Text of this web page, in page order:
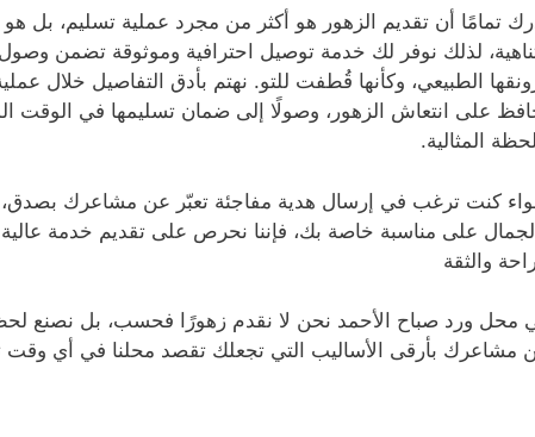
تمامًا أن تقديم الزهور هو أكثر من مجرد عملية تسليم، بل هو
لذلك نوفر لك خدمة توصيل احترافية وموثوقة تضمن
الطبيعي، وكأنها قُطفت للتو. نهتم بأدق التفاصيل خلال
على انتعاش الزهور، وصولًا إلى ضمان تسليمها في
المثالية.
كنت ترغب في إرسال هدية مفاجئة تعبّر عن مشاعرك بصدق،
على مناسبة خاصة بك، فإننا نحرص على تقديم خدمة
والثقة
محل ورد صباح الأحمد نحن لا نقدم زهورًا فحسب، بل نصنع
مشاعرك بأرقى الأساليب التي تجعلك تقصد محلنا في أي وقت